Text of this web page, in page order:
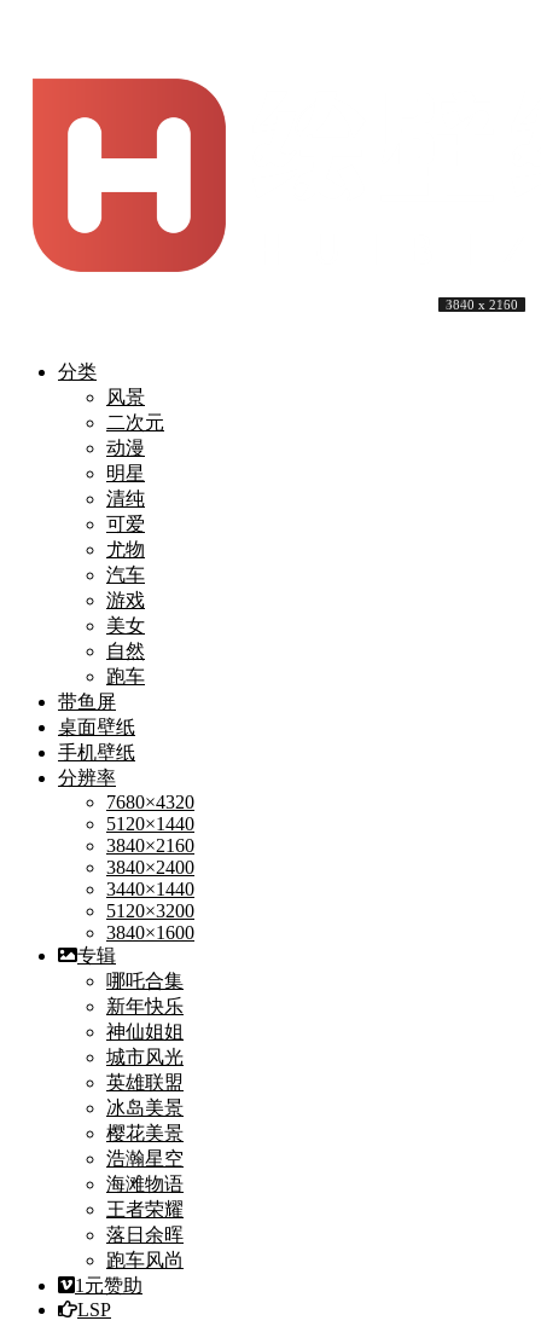
分类
风景
二次元
动漫
明星
清纯
可爱
尤物
汽车
游戏
美女
自然
跑车
带鱼屏
桌面壁纸
手机壁纸
分辨率
7680×4320
5120×1440
3840×2160
3840×2400
3440×1440
5120×3200
3840×1600
专辑
哪吒合集
新年快乐
神仙姐姐
城市风光
英雄联盟
冰岛美景
樱花美景
浩瀚星空
海滩物语
王者荣耀
落日余晖
跑车风尚
1元赞助
LSP
4096 x 3072
3840 x 2160
3840 x 2160
3840 x 2160
3840 x 2160
3840 x 2160
3840 x 2160
3840 x 2160
4000 x 2250
3840 x 2160